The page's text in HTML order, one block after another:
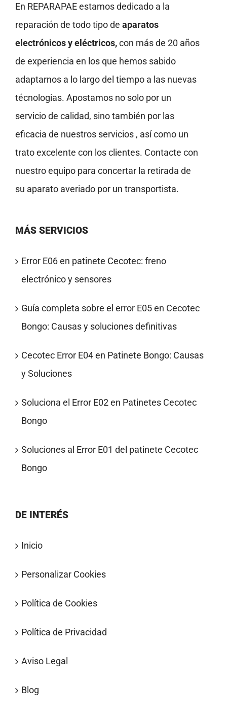
En REPARAPAE estamos dedicado a la
reparación de todo tipo de aparatos
electrónicos y eléctricos,con más de 20 años
de experiencia en los que hemos sabido
adaptarnos a lo largo del tiempo a las nuevas
técnologias. Apostamos no solo por un
servicio de calidad, sino también por las
eficacia de nuestros servicios , así como un
trato excelente con los clientes. Contacte con
nuestro equipo para concertar la retirada de
su aparato averiado por un transportista.
MÁS SERVICIOS
Error E06 en patinete Cecotec: freno
electrónico y sensores
Guía completa sobre el error E05 en Cecotec
Bongo: Causas y soluciones definitivas
Cecotec Error E04 en Patinete Bongo: Causas
y Soluciones
Soluciona el Error E02 en Patinetes Cecotec
Bongo
Soluciones al Error E01 del patinete Cecotec
Bongo
DE INTERÉS
Inicio
Personalizar Cookies
Política de Cookies
Política de Privacidad
Aviso Legal
Blog